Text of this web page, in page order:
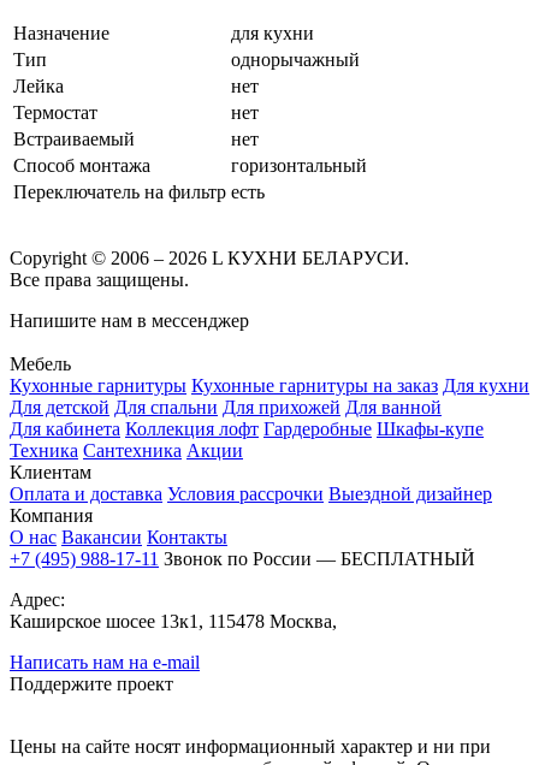
Назначение
для кухни
Тип
однорычажный
Лейка
нет
Термостат
нет
Встраиваемый
нет
Способ монтажа
горизонтальный
Переключатель на фильтр есть
Copyright © 2006 – 2026 L КУХНИ БЕЛАРУСИ.
Все права защищены.
Напишите нам в мессенджер
Мебель
Кухонные гарнитуры Кухонные гарнитуры на заказ Для кухни
Для детской Для спальни Для прихожей Для ванной
Для кабинета Коллекция лофт Гардеробные Шкафы-купе
Техника Сантехника Акции
Клиентам
Оплата и доставка Условия рассрочки Выездной дизайнер
Компания
О нас Вакансии Контакты
+7 (495) 988-17-11 Звонок по России — БЕСПЛАТНЫЙ
Адрес:
Каширское шосее 13к1, 115478 Москва,
Написать нам на e-mail
Поддержите проект
Цены на сайте носят информационный характер и ни при